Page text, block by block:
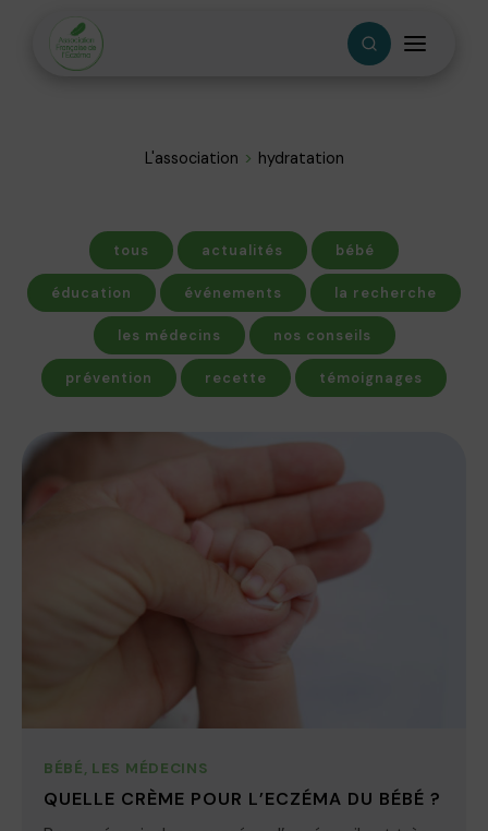
L'association hydratation
tous actualités bébé
éducation événements la recherche
les médecins nos conseils
prévention recette témoignages
BÉBÉ, LES MÉDECINS
QUELLE CRÈME POUR L’ECZÉMA DU BÉBÉ ?